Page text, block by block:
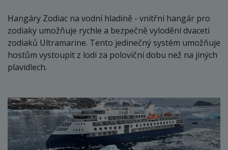
Hangáry Zodiac na vodní hladině - vnitřní hangár pro
zodiaky umožňuje rychle a bezpečně vylodění dvaceti
zodiaků Ultramarine. Tento jedinečný systém umožňuje
hostům vystoupit z lodi za poloviční dobu než na jiných
plavidlech.